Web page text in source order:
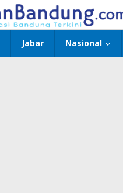
Jabar Nasional